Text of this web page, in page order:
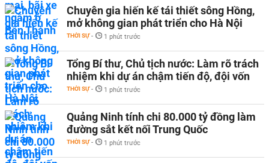
Chuyên gia hiến kế tái thiết sông Hồng,
mở không gian phát triển cho Hà Nội
THỜI SỰ - 1 phút trước
Tổng Bí thư, Chủ tịch nước: Làm rõ trách
nhiệm khi dự án chậm tiến độ, đội vốn
THỜI SỰ - 1 phút trước
Quảng Ninh tính chi 80.000 tỷ đồng làm
đường sắt kết nối Trung Quốc
THỜI SỰ - 1 phút trước